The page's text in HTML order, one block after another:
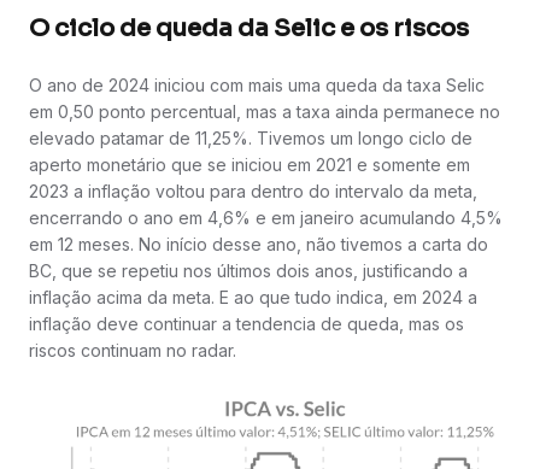
O ciclo de queda da Selic e os riscos
O ano de 2024 iniciou com mais uma queda da taxa Selic
em 0,50 ponto percentual, mas a taxa ainda permanece no
elevado patamar de 11,25%. Tivemos um longo ciclo de
aperto monetário que se iniciou em 2021 e somente em
2023 a inflação voltou para dentro do intervalo da meta,
encerrando o ano em 4,6% e em janeiro acumulando 4,5%
em 12 meses. No início desse ano, não tivemos a carta do
BC, que se repetiu nos últimos dois anos, justificando a
inflação acima da meta. E ao que tudo indica, em 2024 a
inflação deve continuar a tendencia de queda, mas os
riscos continuam no radar.